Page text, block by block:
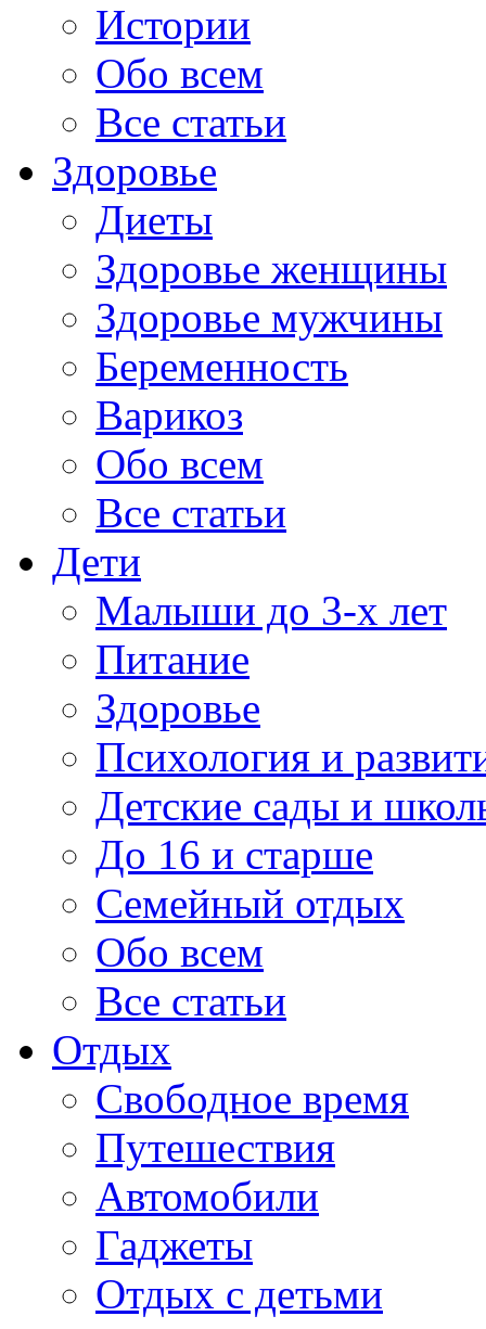
Истории
Обо всем
Все статьи
Здоровье
Диеты
Здоровье женщины
Здоровье мужчины
Беременность
Варикоз
Обо всем
Все статьи
Дети
Малыши до 3-х лет
Питание
Здоровье
Психология и
Детские сады и
До 16 и старше
Семейный отдых
Обо всем
Все статьи
Отдых
Свободное время
Путешествия
Автомобили
Гаджеты
Отдых с детьми